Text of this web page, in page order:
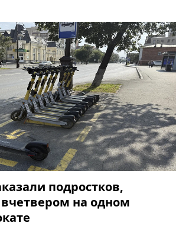
подростков,
на одном